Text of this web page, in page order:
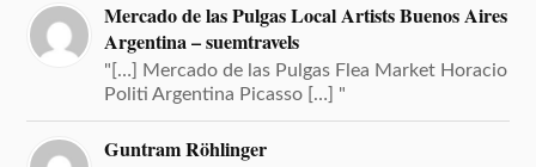
Mercado de las Pulgas Local Artists Buenos Aires
Argentina – suemtravels
"[…] Mercado de las Pulgas Flea Market Horacio
Politi Argentina Picasso […] "
Guntram Röhlinger